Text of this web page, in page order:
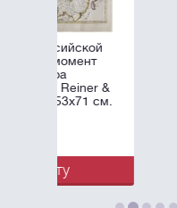
[Сауэр, М.
и
северные
определения
устья реки ...